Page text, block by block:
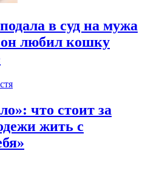
в суд на мужа
он любил кошку
что стоит за
жить с